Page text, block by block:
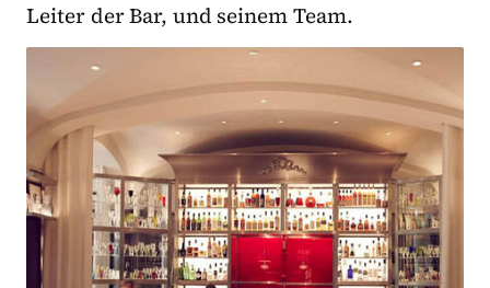
Leiter der Bar, und seinem Team.